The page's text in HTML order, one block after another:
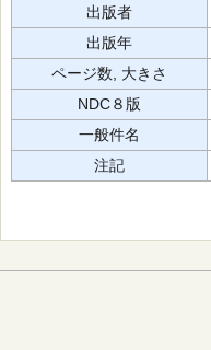
出版者
出版年
ページ数, 大きさ
NDC８版
一般件名
注記